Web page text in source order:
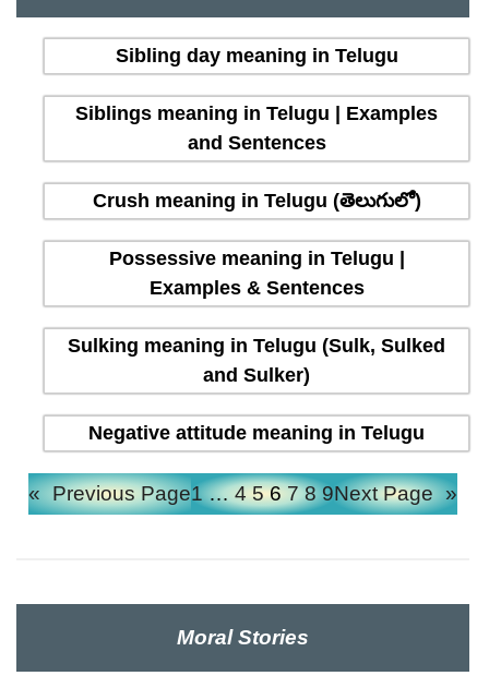
Sibling day meaning in Telugu
Siblings meaning in Telugu | Examples
and Sentences
Crush meaning in Telugu (తెలుగులో)
Possessive meaning in Telugu |
Examples & Sentences
Sulking meaning in Telugu (Sulk, Sulked
and Sulker)
Negative attitude meaning in Telugu
« Previous Page1 … 4 5 6 7 8 9Next Page »
Moral Stories